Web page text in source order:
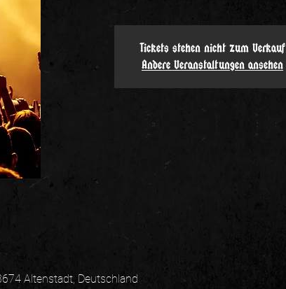
Tickets stehen nicht zum Verkauf
Andere Veranstaltungen ansehen
Altenstadt, Deutschland